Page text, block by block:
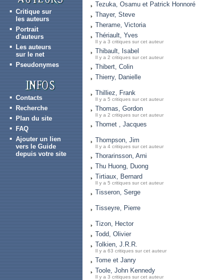
Critique sur
les auteurs
Portrait
d'auteurs
Les auteurs
sur le net
Pseudonymes
Contacts
Recherche
Plan du site
FAQ
Ajouter un lien
vers le Guide
depuis votre site
Tezuka, Osamu et Patrick Honnoré
Thayer, Steve
Therame, Victoria
Thériault, Yves
Il y a 3 critiques sur cet auteur
Thibault, Isabel
Il y a 2 critiques sur cet auteur
Thibert, Colin
Thierry, Danielle
Thilliez, Frank
Il y a 5 critiques sur cet auteur
Thomas, Gordon
Il y a 2 critiques sur cet auteur
Thomet , Jacques
Thompson, Jim
Il y a 4 critiques sur cet auteur
Thorarinsson, Arni
Thu Huong, Duong
Tirtiaux, Bernard
Il y a 5 critiques sur cet auteur
Tisseron, Serge
Tisseyre, Pierre
Tizon, Hector
Todd, Olivier
Tolkien, J.R.R.
Il y a 63 critiques sur cet auteur
Tome et Janry
Toole, John Kennedy
Il y a 3 critiques sur cet auteur